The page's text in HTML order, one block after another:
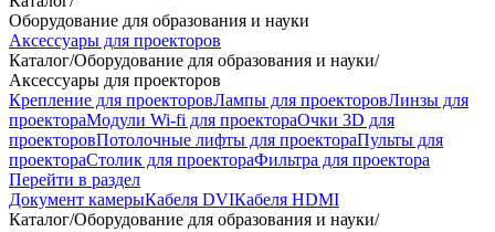
Оборудование для образования и науки
Аксессуары для проекторов
Каталог/Оборудование для образования и науки/
Аксессуары для проекторов
Крепление для проекторовЛампы для проекторовЛинзы для
проектораМодули Wi-fi для проектораОчки 3D для
проекторовПотолочные лифты для проектораПульты для
проектораСтолик для проектораФильтра для проектора
Перейти в раздел
Документ камерыКабеля DVIКабеля HDMI
Каталог/Оборудование для образования и науки/